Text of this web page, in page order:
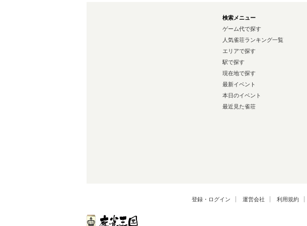
検索メニュー
ゲーム代で探す
人気雀荘ランキング一覧
エリアで探す
駅で探す
現在地で探す
最新イベント
本日のイベント
最近見た雀荘
登録・ログイン 運営会社 利用規約